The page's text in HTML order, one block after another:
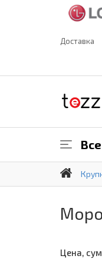
Доставка
Цена, сум